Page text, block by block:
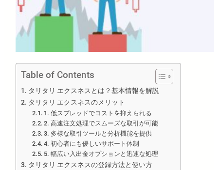
Table of Contents
タリタリ エクスネスとは？基本情報を解説
タリタリ エクスネスのメリット
1. 低スプレッドでコストを抑えられる
2. 高速注文処理でスムーズな取引が可能
3. 多様な取引ツールと分析機能を提供
4. 初心者にも優しいサポート体制
5. 幅広い入出金オプションと迅速な処理
タリタリ エクスネスの登録方法と使い方